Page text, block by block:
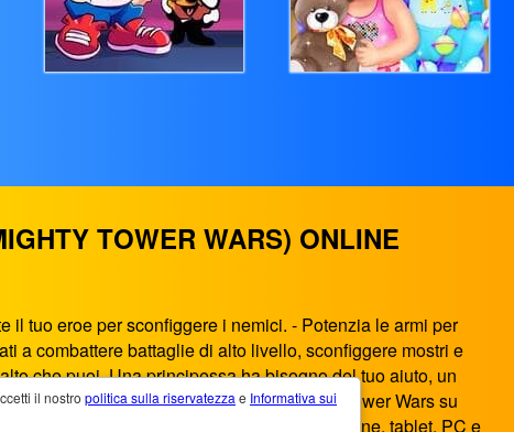
TOWER WARS) ONLINE
il tuo eroe per sconfiggere i nemici. - Potenzia le armi per
a combattere battaglie di alto livello, sconfiggere mostri e
che puoi. Una principessa ha bisogno del tuo aiuto, un
personaggi variabili. Stick Hero Mighty Tower Wars su
un gioco HTML5 che funziona su smartphone, tablet, PC e
il ​​nostro politica sulla riservatezza e Informativa sui